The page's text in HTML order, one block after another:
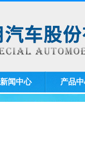
新闻中心 产品